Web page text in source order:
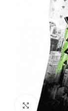
Clic